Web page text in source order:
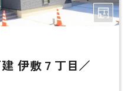
伊敷７丁目／